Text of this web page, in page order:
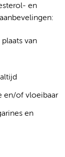
en
van
en/of vloeibaar
en